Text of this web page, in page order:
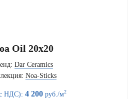
Oil 20x20
Dar Ceramics
Noa-Sticks
НДС): 4 200руб./м2